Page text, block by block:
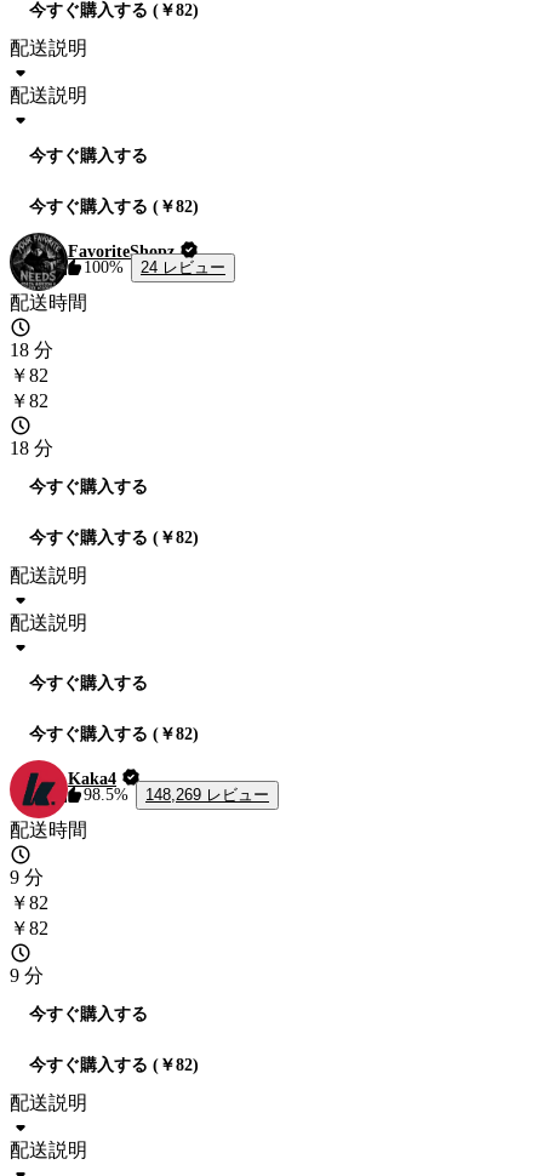
今すぐ購入する (￥82)
配送説明
配送説明
今すぐ購入する
今すぐ購入する (￥82)
FavoriteShopz
100%
24 レビュー
配送時間
18 分
￥82
￥82
18 分
今すぐ購入する
今すぐ購入する (￥82)
配送説明
配送説明
今すぐ購入する
今すぐ購入する (￥82)
Kaka4
98.5%
148,269 レビュー
配送時間
9 分
￥82
￥82
9 分
今すぐ購入する
今すぐ購入する (￥82)
配送説明
配送説明